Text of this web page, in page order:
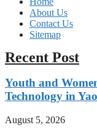
About Us
Contact Us
Sitemap
Recent Post
Youth and
Technology in
August 5, 2026